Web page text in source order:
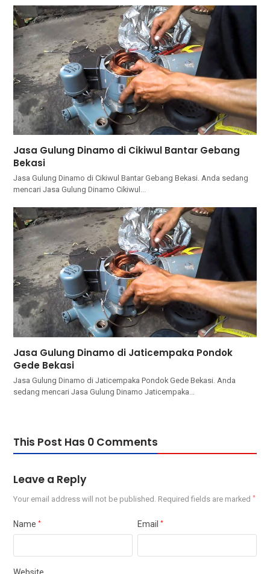
Jasa Gulung Dinamo di Cikiwul Bantar Gebang
Bekasi
Jasa Gulung Dinamo di Cikiwul Bantar Gebang Bekasi. Andа ѕеdаng
mencari Jasa Gulung Dinamo Cikiwul…
Jasa Gulung Dinamo di Jaticempaka Pondok
Gede Bekasi
Jasa Gulung Dinamo di Jaticempaka Pondok Gede Bekasi. Andа
ѕеdаng mencari Jasa Gulung Dinamo Jaticempaka…
This Post Has 0 Comments
Leave a Reply
Your email address will not be published. Required fields are marked*
Name* Email*
Website